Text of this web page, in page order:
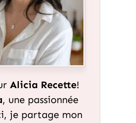
Alicia Recette!
, une passionnée
je partage mon